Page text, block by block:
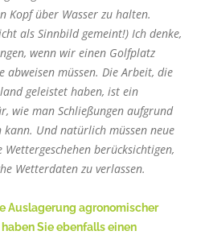
Kopf über Wasser zu halten.
als Sinnbild gemeint!) Ich denke,
wenn wir einen Golfplatz
abweisen müssen. Die Arbeit, die
geleistet haben, ist ein
wie man Schließungen aufgrund
kann. Und natürlich müssen neue
berücksichtigen,
Wetterdaten zu verlassen.
Auslagerung agronomischer
Sie ebenfalls einen